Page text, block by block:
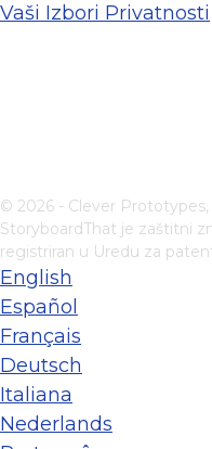
Vaši Izbori Privatnosti
© 2026 - Clever Prototypes,
StoryboardThat je zaštitni
registriran u Uredu za
English
Español
Français
Deutsch
Italiana
Nederlands